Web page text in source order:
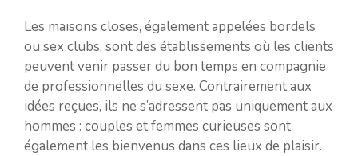
Les maisons closes, également appelées bordels
ou sex clubs, sont des établissements où les clients
peuvent venir passer du bon temps en compagnie
de professionnelles du sexe. Contrairement aux
idées reçues, ils ne s’adressent pas uniquement aux
hommes : couples et femmes curieuses sont
également les bienvenus dans ces lieux de plaisir.